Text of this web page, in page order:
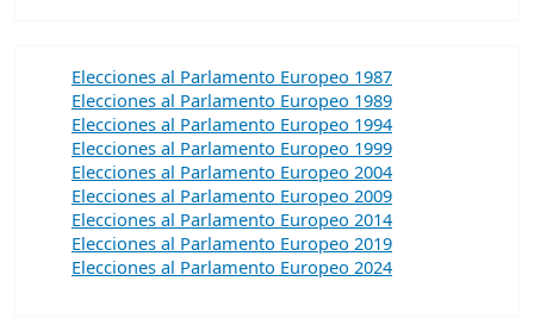
Elecciones al Parlamento Europeo 1987
Elecciones al Parlamento Europeo 1989
Elecciones al Parlamento Europeo 1994
Elecciones al Parlamento Europeo 1999
Elecciones al Parlamento Europeo 2004
Elecciones al Parlamento Europeo 2009
Elecciones al Parlamento Europeo 2014
Elecciones al Parlamento Europeo 2019
Elecciones al Parlamento Europeo 2024